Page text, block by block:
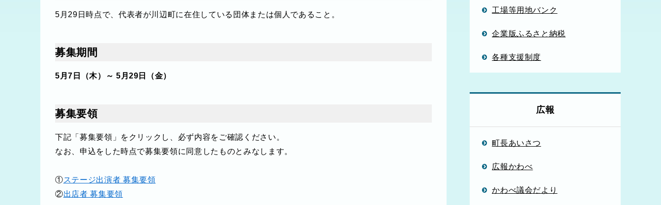
5月29日時点で、代表者が川辺町に在住している団体または個人であること。
募集期間
5月7日（木）～ 5月29日（金）
募集要領
下記「募集要領」をクリックし、必ず内容をご確認ください。
なお、申込をした時点で募集要領に同意したものとみなします。
①ステージ出演者 募集要領
②出店者 募集要領
工場等用地バンク
企業版ふるさと納税
各種支援制度
広報
町長あいさつ
広報かわべ
かわべ議会だより